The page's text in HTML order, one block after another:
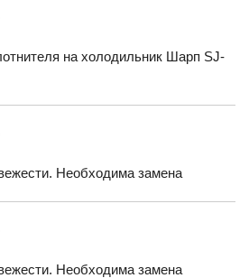
на холодильник Шарп SJ-
Необходима замена
Необходима замена